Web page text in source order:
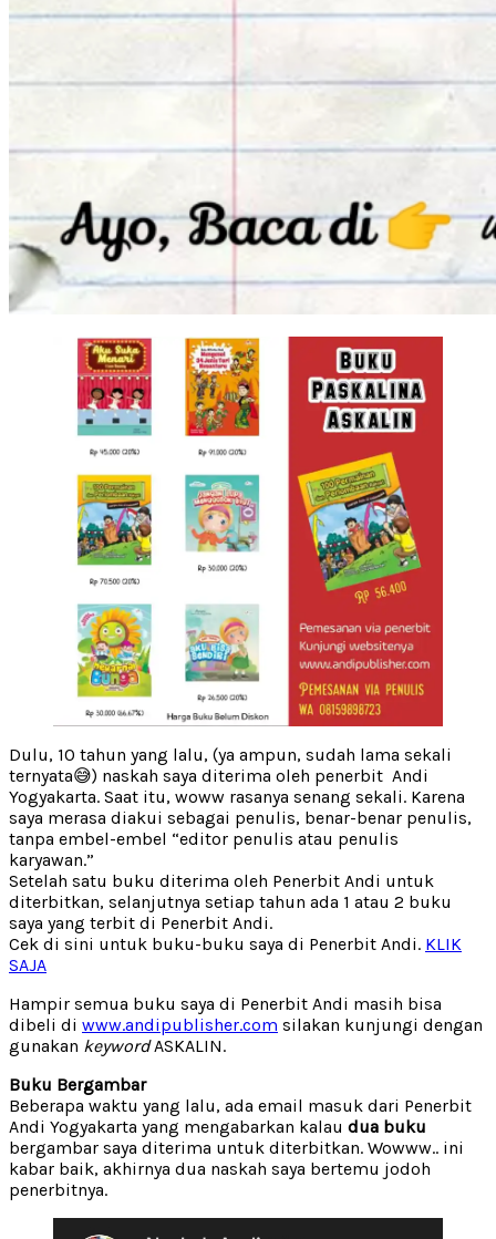
Dulu, 10 tahun yang lalu, (ya ampun, sudah lama sekali
ternyata😅) naskah saya diterima oleh penerbit Andi
Yogyakarta. Saat itu, woww rasanya senang sekali. Karena
saya merasa diakui sebagai penulis, benar-benar penulis,
tanpa embel-embel “editor penulis atau penulis
karyawan.”
Setelah satu buku diterima oleh Penerbit Andi untuk
diterbitkan, selanjutnya setiap tahun ada 1 atau 2 buku
saya yang terbit di Penerbit Andi.
Cek di sini untuk buku-buku saya di Penerbit Andi. KLIK
SAJA
Hampir semua buku saya di Penerbit Andi masih bisa
dibeli di www.andipublisher.com silakan kunjungi dengan
gunakan keywordASKALIN.
Buku Bergambar
Beberapa waktu yang lalu, ada email masuk dari Penerbit
Andi Yogyakarta yang mengabarkan kalau dua buku
bergambar saya diterima untuk diterbitkan. Wowww.. ini
kabar baik, akhirnya dua naskah saya bertemu jodoh
penerbitnya.